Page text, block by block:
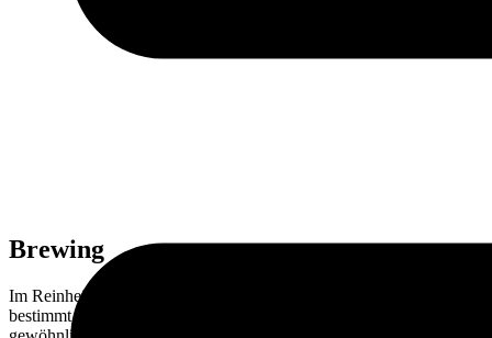
Brewing
Im Reinheitsgebot von 1516 heißt es, dass nur Gerste, Hopfen und
bestimmt den Geschmack und die Wertigkeit des Bieres. Grainli®